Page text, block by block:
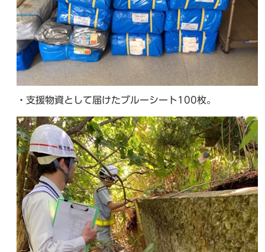
・支援物資として届けたブルーシート100枚。